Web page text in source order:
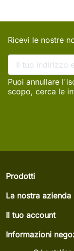
Ricevi le nostre
Puoi annullare
scopo, cerca le
Prodotti
La nostra azienda
Il tuo account
Informazioni